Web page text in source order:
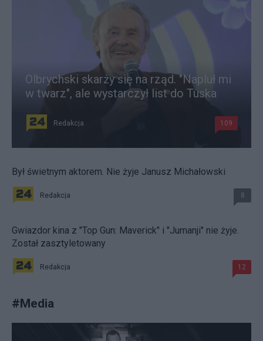
Olbrychski skarży się na rząd. "Napluł mi
w twarz", ale wystarczył list do Tuska
Redakcja 109
Był świetnym aktorem. Nie żyje Janusz Michałowski
Redakcja 8
Gwiazdor kina z "Top Gun: Maverick" i "Jumanji" nie żyje.
Został zasztyletowany
Redakcja 12
#Media